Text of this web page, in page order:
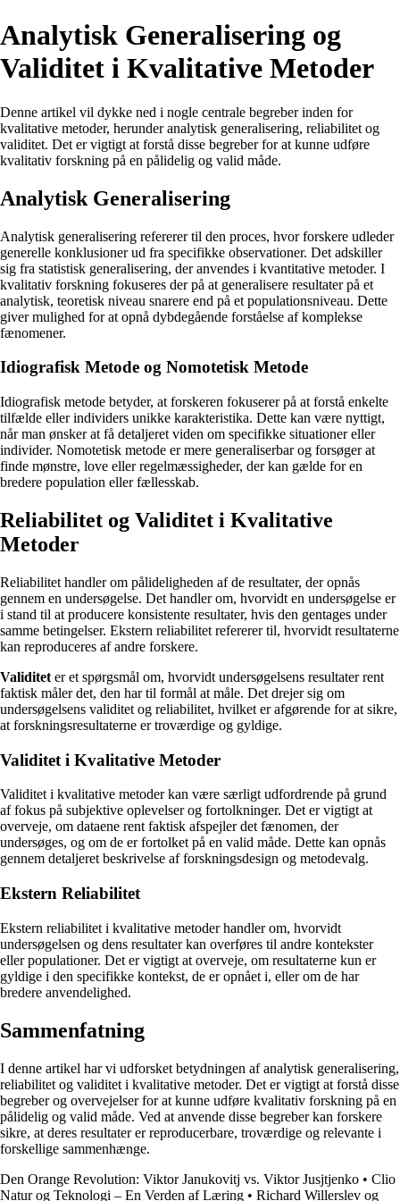
Analytisk Generalisering og
Validitet i Kvalitative Metoder
Denne artikel vil dykke ned i nogle centrale begreber inden for
kvalitative metoder, herunder analytisk generalisering, reliabilitet og
validitet. Det er vigtigt at forstå disse begreber for at kunne udføre
kvalitativ forskning på en pålidelig og valid måde.
Analytisk Generalisering
Analytisk generalisering refererer til den proces, hvor forskere udleder
generelle konklusioner ud fra specifikke observationer. Det adskiller
sig fra statistisk generalisering, der anvendes i kvantitative metoder. I
kvalitativ forskning fokuseres der på at generalisere resultater på et
analytisk, teoretisk niveau snarere end på et populationsniveau. Dette
giver mulighed for at opnå dybdegående forståelse af komplekse
fænomener.
Idiografisk Metode og Nomotetisk Metode
Idiografisk metode betyder, at forskeren fokuserer på at forstå enkelte
tilfælde eller individers unikke karakteristika. Dette kan være nyttigt,
når man ønsker at få detaljeret viden om specifikke situationer eller
individer. Nomotetisk metode er mere generaliserbar og forsøger at
finde mønstre, love eller regelmæssigheder, der kan gælde for en
bredere population eller fællesskab.
Reliabilitet og Validitet i Kvalitative
Metoder
Reliabilitet handler om pålideligheden af de resultater, der opnås
gennem en undersøgelse. Det handler om, hvorvidt en undersøgelse er
i stand til at producere konsistente resultater, hvis den gentages under
samme betingelser. Ekstern reliabilitet refererer til, hvorvidt resultaterne
kan reproduceres af andre forskere.
Validitet er et spørgsmål om, hvorvidt undersøgelsens resultater rent
faktisk måler det, den har til formål at måle. Det drejer sig om
undersøgelsens validitet og reliabilitet, hvilket er afgørende for at sikre,
at forskningsresultaterne er troværdige og gyldige.
Validitet i Kvalitative Metoder
Validitet i kvalitative metoder kan være særligt udfordrende på grund
af fokus på subjektive oplevelser og fortolkninger. Det er vigtigt at
overveje, om dataene rent faktisk afspejler det fænomen, der
undersøges, og om de er fortolket på en valid måde. Dette kan opnås
gennem detaljeret beskrivelse af forskningsdesign og metodevalg.
Ekstern Reliabilitet
Ekstern reliabilitet i kvalitative metoder handler om, hvorvidt
undersøgelsen og dens resultater kan overføres til andre kontekster
eller populationer. Det er vigtigt at overveje, om resultaterne kun er
gyldige i den specifikke kontekst, de er opnået i, eller om de har
bredere anvendelighed.
Sammenfatning
I denne artikel har vi udforsket betydningen af analytisk generalisering,
reliabilitet og validitet i kvalitative metoder. Det er vigtigt at forstå disse
begreber og overvejelser for at kunne udføre kvalitativ forskning på en
pålidelig og valid måde. Ved at anvende disse begreber kan forskere
sikre, at deres resultater er reproducerbare, troværdige og relevante i
forskellige sammenhænge.
Den Orange Revolution: Viktor Janukovitj vs. Viktor Jusjtjenko • Clio
Natur og Teknologi – En Verden af Læring • Richard Willerslev og